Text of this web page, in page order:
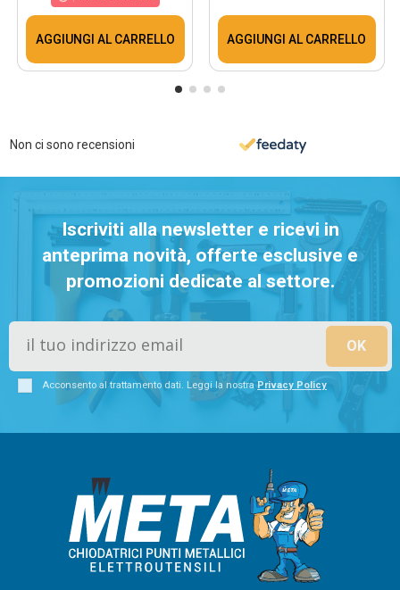
AGGIUNGI AL CARRELLO AGGIUNGI AL CARRELLO
Non ci sono recensioni
Iscriviti alla newsletter e ricevi in
anteprima novità, offerte esclusive e
promozioni dedicate al settore.
Acconsento al trattamento dati. Leggi la nostraPrivacy Policy